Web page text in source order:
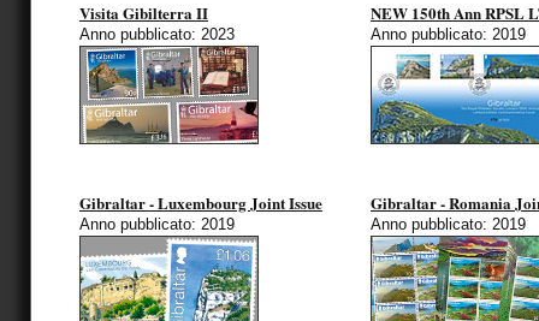
Visita Gibilterra II
Anno pubblicato: 2023
NEW 150th Ann RPSL
Anno pubblicato: 2019
Gibraltar - Luxembourg Joint Issue
Anno pubblicato: 2019
Gibraltar - Romania
Anno pubblicato: 2019